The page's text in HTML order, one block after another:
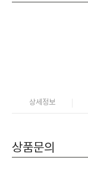
상세정보
상품문의